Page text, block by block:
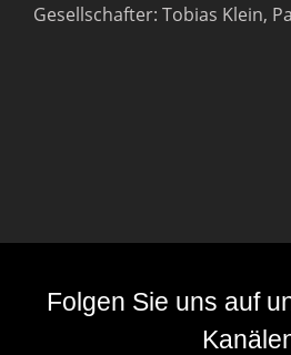
Gesellschafter: Tobias Klein,
Folgen Sie uns auf